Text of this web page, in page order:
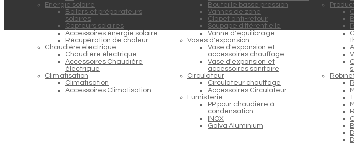
Energie solaire
Boilers et préparateurs
solaires
Capteurs solaires
Accessoires énergie solaire
Récupération de chaleur
Chaudière électrique
Chaudière électrique
Accessoires Chaudière
électrique
Climatisation
Climatisation
Accessoires Climatisation
Bouteille basse pression
Vannes de zone
Clapet anti-retour
Soupape différentielle
Vanne d'équilibrage
Vases d'expansion
Vase d'expansion et
accessoires chauffage
Vase d'expansion et
accessoires sanitaire
Circulateur
Circulateur chauffage
Accessoires Circulateur
Fumisterie
PP pour chaudière à
condensation
INOX
Galva Aluminium